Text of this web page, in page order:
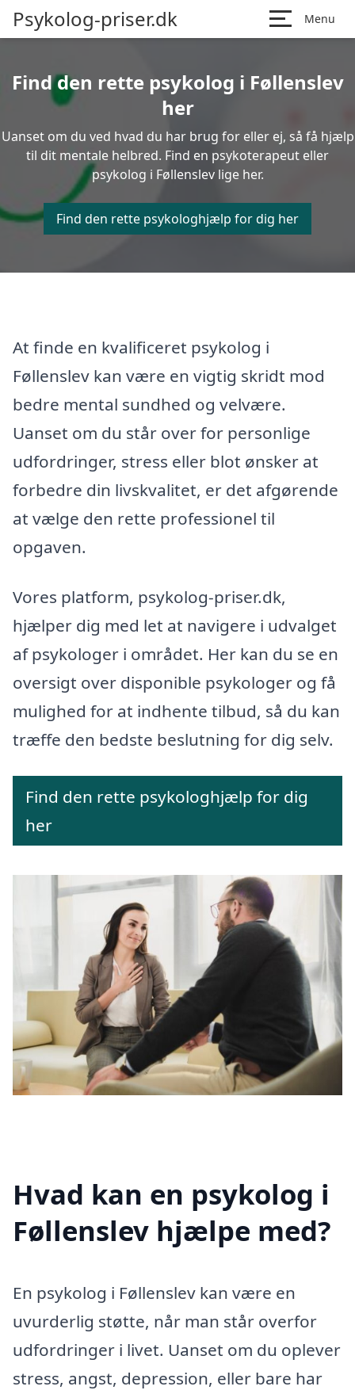
Psykolog-priser.dk Menu
Find den rette psykolog i Føllenslev
her
Uanset om du ved hvad du har brug for eller ej, så få hjælp
til dit mentale helbred. Find en psykoterapeut eller
psykolog i Føllenslev lige her.
Find den rette psykologhjælp for dig her
At finde en kvalificeret psykolog i
Føllenslev kan være en vigtig skridt mod
bedre mental sundhed og velvære.
Uanset om du står over for personlige
udfordringer, stress eller blot ønsker at
forbedre din livskvalitet, er det afgørende
at vælge den rette professionel til
opgaven.
Vores platform, psykolog-priser.dk,
hjælper dig med let at navigere i udvalget
af psykologer i området. Her kan du se en
oversigt over disponible psykologer og få
mulighed for at indhente tilbud, så du kan
træffe den bedste beslutning for dig selv.
Find den rette psykologhjælp for dig
her
Hvad kan en psykolog i
Føllenslev hjælpe med?
En psykolog i Føllenslev kan være en
uvurderlig støtte, når man står overfor
udfordringer i livet. Uanset om du oplever
stress, angst, depression, eller bare har